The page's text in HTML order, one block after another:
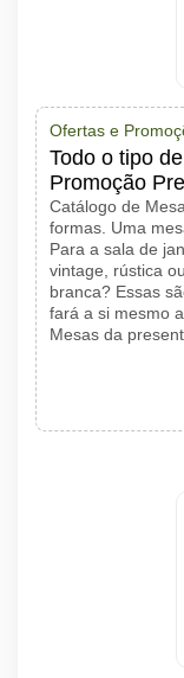
Ofertas e
Todo o tipo
Promoção
Catálogo de
formas. Uma
Para a sala de
vintage, rústica
branca? Essas
fará a si mesmo
Mesas da